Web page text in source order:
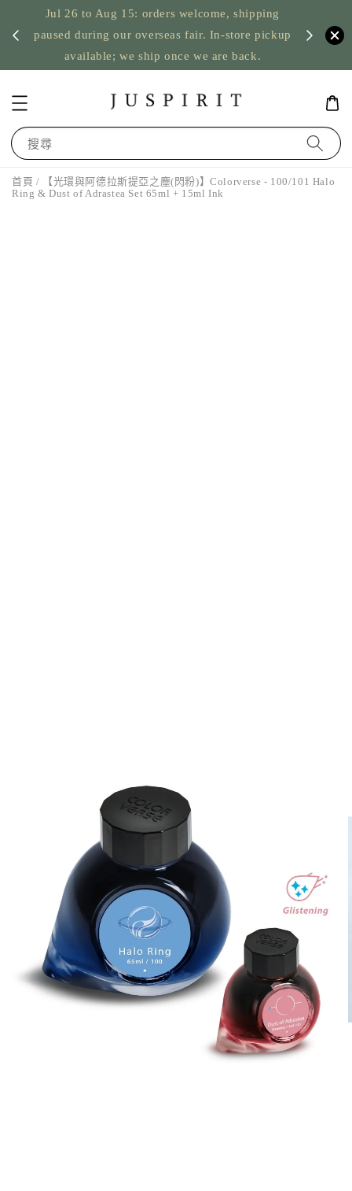
Jul 26 to Aug 15: orders welcome, shipping
paused during our overseas fair. In-store pickup
available; we ship once we are back.
US
搜尋
首頁 / 【光環與阿德拉斯提亞之塵(閃粉)】Colorverse - 100/101 Halo
Ring & Dust of Adrastea Set 65ml + 15ml Ink